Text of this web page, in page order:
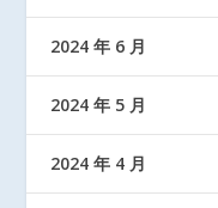
2024 年 6 月
2024 年 5 月
2024 年 4 月